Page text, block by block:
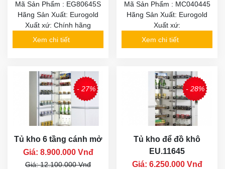
Mã Sản Phẩm : EG80645S
Hãng Sản Xuất: Eurogold
Xuất xứ: Chính hãng
Xem chi tiết
Mã Sản Phẩm : MC040445
Hãng Sản Xuất: Eurogold
Xuất xứ:
Xem chi tiết
- 27%
Tủ kho 6 tầng cánh mở
Giá: 8.900.000 Vnđ
Giá: 12.100.000 Vnđ
- 28%
Tủ kho để đồ khô
EU.11645
Giá: 6.250.000 Vnđ